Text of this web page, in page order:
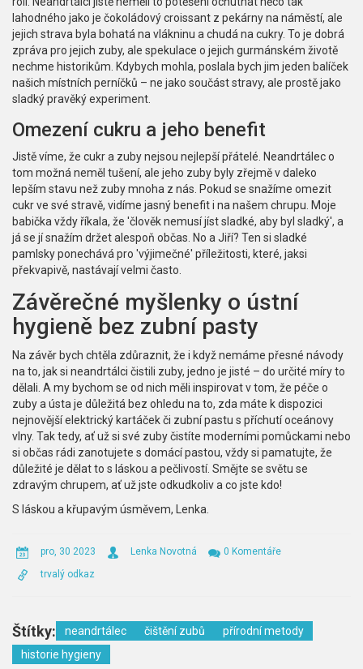
lahodného jako je čokoládový croissant z pekárny na náměstí, ale
jejich strava byla bohatá na vlákninu a chudá na cukry. To je dobrá
zpráva pro jejich zuby, ale spekulace o jejich gurmánském životě
nechme historikům. Kdybych mohla, poslala bych jim jeden balíček
našich místních perníčků – ne jako součást stravy, ale prostě jako
sladký pravěký experiment.
Omezení cukru a jeho benefit
Jistě víme, že cukr a zuby nejsou nejlepší přátelé. Neandrtálec o
tom možná neměl tušení, ale jeho zuby byly zřejmě v daleko
lepším stavu než zuby mnoha z nás. Pokud se snažíme omezit
cukr ve své stravě, vidíme jasný benefit i na našem chrupu. Moje
babička vždy říkala, že 'člověk nemusí jíst sladké, aby byl sladký', a
já se jí snažím držet alespoň občas. No a Jiří? Ten si sladké
pamlsky ponechává pro 'výjimečné' příležitosti, které, jaksi
překvapivě, nastávají velmi často.
Závěrečné myšlenky o ústní
hygieně bez zubní pasty
Na závěr bych chtěla zdůraznit, že i když nemáme přesné návody
na to, jak si neandrtálci čistili zuby, jedno je jisté – do určité míry to
dělali. A my bychom se od nich měli inspirovat v tom, že péče o
zuby a ústa je důležitá bez ohledu na to, zda máte k dispozici
nejnovější elektrický kartáček či zubní pastu s příchutí oceánovy
vlny. Tak tedy, ať už si své zuby čistíte moderními pomůckami nebo
si občas rádi zanotujete s domácí pastou, vždy si pamatujte, že
důležité je dělat to s láskou a pečlivostí. Smějte se světu se
zdravým chrupem, ať už jste odkudkoliv a co jste kdo!
S láskou a křupavým úsměvem, Lenka.
pro, 30 2023 Lenka Novotná
0 Komentáře
trvalý odkaz
Štítky: neandrtálec čištění zubů
přírodní metody
historie hygieny